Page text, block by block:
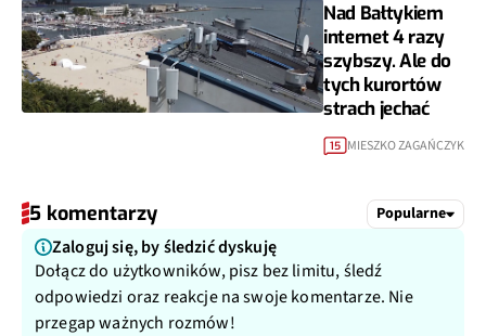
Nad Bałtykiem
internet 4 razy
szybszy. Ale do
tych kurortów
strach jechać
15 MIESZKO ZAGAŃCZYK
5 komentarzy Popularne
Zaloguj się, by śledzić dyskuję
Dołącz do użytkowników, pisz bez limitu, śledź
odpowiedzi oraz reakcje na swoje komentarze. Nie
przegap ważnych rozmów!